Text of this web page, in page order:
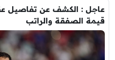
عاجل : الكشف عن تفاصيل
قيمة الصفقة والراتب